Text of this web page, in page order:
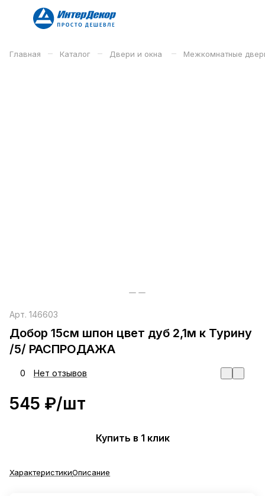
Главная – Каталог – Двери и окна – Межкомнатные
Арт. 146603
Добор 15см шпон цвет дуб 2,1м к Турину
/5/ РАСПРОДАЖА
0 Нет отзывов
545 ₽/шт
Купить в 1 клик
ХарактеристикиОписание